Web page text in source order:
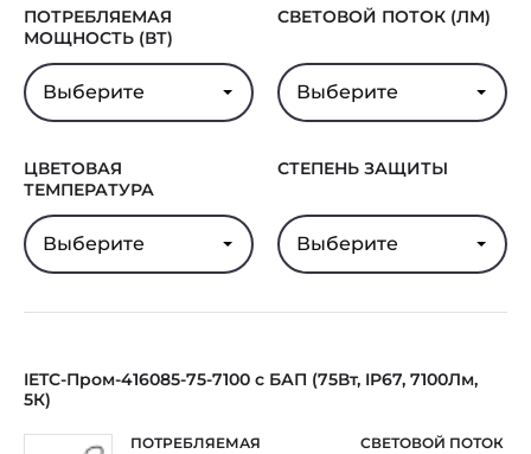
ПОТРЕБЛЯЕМАЯ
МОЩНОСТЬ (ВТ)
Выберите
СВЕТОВОЙ ПОТОК (ЛМ)
Выберите
ЦВЕТОВАЯ
ТЕМПЕРАТУРА
Выберите
СТЕПЕНЬ ЗАЩИТЫ
Выберите
IETC-Пром-416085-75-7100 с БАП (75Вт, IP67, 7100Лм,
5К)